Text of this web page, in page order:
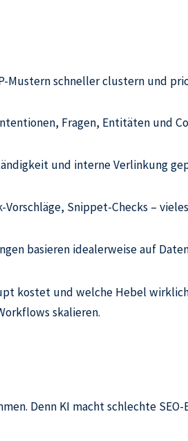
Mustern schneller clustern und
Fragen, Entitäten und
und interne Verlinkung
Snippet-Checks –
basieren idealerweise auf
kostet und welche Hebel
skalieren.
Denn KI macht schlechte